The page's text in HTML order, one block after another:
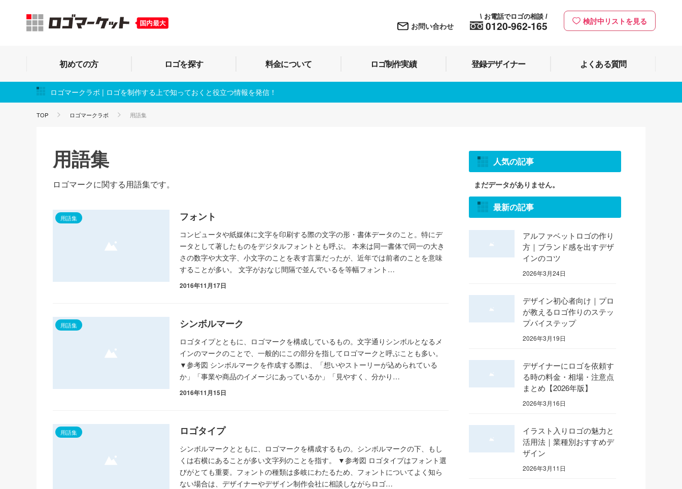
お問い合わせ 0120-962-165
\ お電話でロゴの相談/ 検討中リストを見る
初めての方 ロゴを探す 料金について ロゴ制作実績 登録デザイナー よくある質問
ロゴマークラボ | ロゴを制作する上で知っておくと役立つ情報を発信！
TOP ロゴマークラボ 用語集
用語集
ロゴマークに関する用語集です。
用語集 フォント
コンピュータや紙媒体に文字を印刷する際の文字の形・書体データのこと。特にデ
ータとして著したものをデジタルフォントとも呼ぶ。 本来は同一書体で同一の大き
さの数字や大文字、小文字のことを表す言葉だったが、近年では前者のことを意味
することが多い。 文字がおなじ間隔で並んでいるを等幅フォント…
2016年11月17日
用語集 シンボルマーク
ロゴタイプとともに、ロゴマークを構成しているもの。文字通りシンボルとなるメ
インのマークのことで、一般的にこの部分を指してロゴマークと呼ぶことも多い。
▼参考図 シンボルマークを作成する際は、「想いやストーリーが込められている
か」「事業や商品のイメージにあっているか」「見やすく、分かり…
2016年11月15日
用語集 ロゴタイプ
シンボルマークとともに、ロゴマークを構成するもの。シンボルマークの下、もし
くは右横にあることが多い文字列のことを指す。 ▼参考図 ロゴタイプはフォント選
びがとても重要。フォントの種類は多岐にわたるため、フォントについてよく知ら
ない場合は、デザイナーやデザイン制作会社に相談しながらロゴ…
人気の記事
まだデータがありません。
最新の記事
アルファベットロゴの作り
方｜ブランド感を出すデザ
インのコツ
2026年3月24日
デザイン初心者向け｜プロ
が教えるロゴ作りのステッ
プバイステップ
2026年3月19日
デザイナーにロゴを依頼す
る時の料金・相場・注意点
まとめ【2026年版】
2026年3月16日
イラスト入りロゴの魅力と
活用法｜業種別おすすめデ
ザイン
2026年3月11日